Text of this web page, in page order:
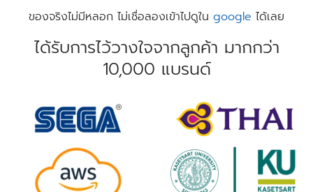
ของจริงไม่มีหลอก ไม่เชื่อลองเข้าไปดูใน google ได้เลย
ได้รับการไว้วางใจจากลูกค้า มากกว่า
10,000 แบรนด์